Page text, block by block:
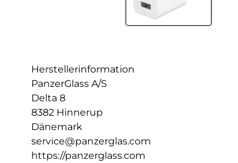
Herstellerinformation
PanzerGlass A/S
Delta 8
8382 Hinnerup
Dänemark
service@panzerglas.com
https://panzerglass.com